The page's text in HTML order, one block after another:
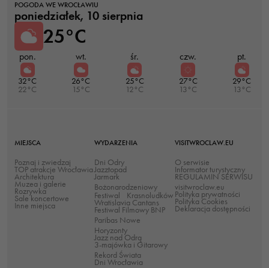
POGODA WE WROCŁAWIU
poniedziałek, 10 sierpnia
25°C
pon.
32°C
22°C
wt.
26°C
15°C
śr.
25°C
12°C
czw.
27°C
13°C
pt.
29°C
13°C
MIEJSCA
Poznaj i zwiedzaj
TOP atrakcje Wrocławia
Architektura
Muzea i galerie
Rozrywka
Sale koncertowe
Inne miejsca
WYDARZENIA
Dni Odry
Jazztopad
Jarmark
Bożonarodzeniowy
Festiwal Krasnoludków
Wratislavia Cantans
Festiwal Filmowy BNP
Paribas Nowe
Horyzonty
Jazz nad Odrą
3-majówka i Gitarowy
Rekord Świata
Dni Wrocławia
VISITWROCLAW.EU
O serwisie
Informator turystyczny
REGULAMIN SERWISU
visitwroclaw.eu
Polityka prywatności
Polityka Cookies
Deklaracja dostępności